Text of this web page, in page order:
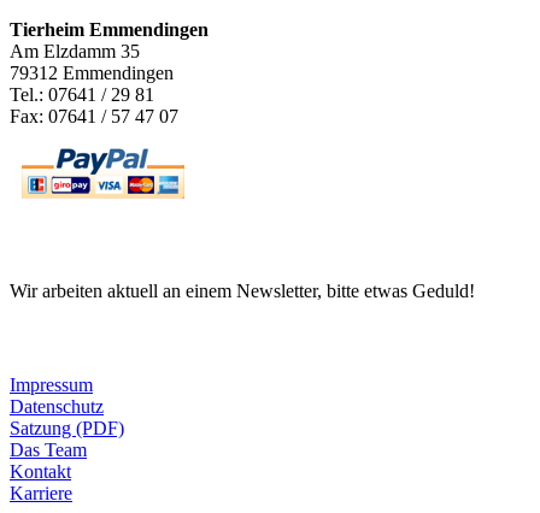
Tierheim Emmendingen
Am Elzdamm 35
79312 Emmendingen
Tel.: 07641 / 29 81
Fax: 07641 / 57 47 07
Wir arbeiten aktuell an einem Newsletter, bitte etwas Geduld!
Impressum
Datenschutz
Satzung (PDF)
Das Team
Kontakt
Karriere